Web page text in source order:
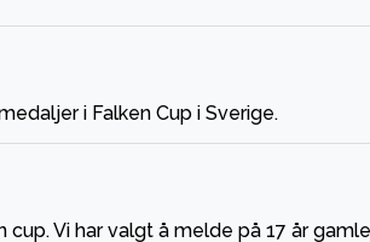
i Falken Cup i Sverige.
cup. Vi har valgt å melde på 17 år gamle